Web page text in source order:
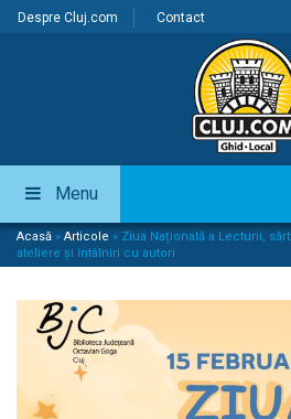
Despre Cluj.com Contact
Menu
Acasă » Articole » Ziua Națională a Lecturii,
ateliere și întâlniri cu autori